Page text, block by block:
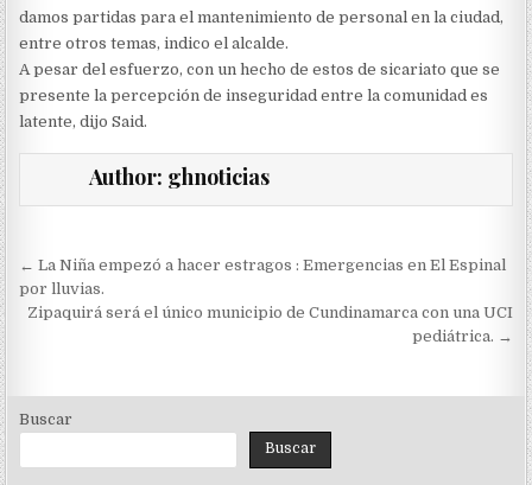
damos partidas para el mantenimiento de personal en la ciudad,
entre otros temas, indico el alcalde.
A pesar del esfuerzo, con un hecho de estos de sicariato que se
presente la percepción de inseguridad entre la comunidad es
latente, dijo Said.
Author: ghnoticias
Navegación
de
entradas
← La Niña empezó a hacer estragos : Emergencias en El Espinal
por lluvias.
Zipaquirá será el único municipio de Cundinamarca con una UCI
pediátrica. →
Buscar
Buscar